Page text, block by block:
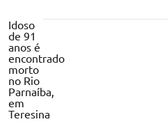
Idoso
de 91
anos é
encontrado
morto
no Rio
Parnaíba,
em
Teresina